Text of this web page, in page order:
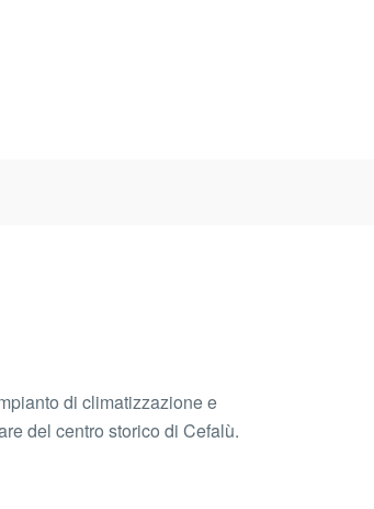
di climatizzazione e
del centro storico di Cefalù.